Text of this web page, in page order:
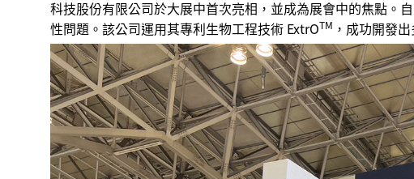
科技股份有限公司於大展中首次亮相，並成為展會中的焦點。
性問題。該公司運用其專利生物工程技術 ExtrOTM ，成功開發